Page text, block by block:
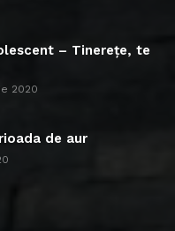
– Tinerețe, te
2020
de aur